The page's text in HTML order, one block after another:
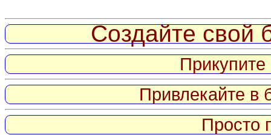
Создайте свой
Привлекайте в
Просто